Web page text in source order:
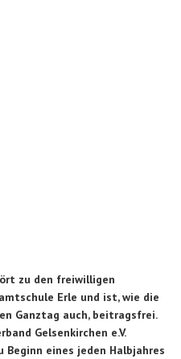
zu den freiwilligen
Erle und ist, wie die
Ganztag auch, beitragsfrei.
Gelsenkirchen e.V.
eines jeden Halbjahres